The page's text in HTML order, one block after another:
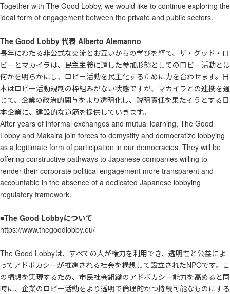
Together with The Good Lobby, we would like to continue exploring the
ideal form of engagement between the private and public sectors.
The Good Lobby 代表 Alberto Alemanno
長年にわたる非公式な交流とお互いからの学びを経て、ザ・グッド・ロ
ビーとマカイラは、民主主義に適した参加形態としてのロビー活動とは
何かを明らかにし、ロビー活動を民主化するために力を合わせます。日
本はロビー活動規制の枠組みがない状態ですが、マカイラとの連携を通
じて、企業の政治的関与をより透明化し、説明責任を果たそうとする日
本企業に、建設的な道筋を提供していきます。
After years of informal exchanges and mutual learning, The Good
Lobby and Makaira join forces to demystify and democratize lobbying
as a legitimate form of participation in our democracies. They will be
offering constructive pathways to Japanese companies willing to
render their corporate political engagement more transparent and
accountable in the absence of a dedicated Japanese lobbying
regulatory framework.
■The Good Lobbyについて
https://www.thegoodlobby.eu/
The Good Lobbyは、すべての人が権力を利用でき、透明性と公益によ
ってアドボカシーが推進される社会を構想して設立されたNPOです。こ
の構想を実現するため、市民社会組織のアドボカシー能力を高めると同
時に、企業のロビー活動をより透明で倫理的かつ持続可能なものにする